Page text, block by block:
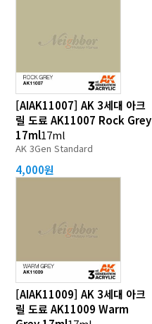
[AIAK11007] AK 3세대 아크
릴 도료 AK11007 Rock Grey
17ml17ml
AK 3Gen Standard
4,000원
[AIAK11009] AK 3세대 아크
릴 도료 AK11009 Warm